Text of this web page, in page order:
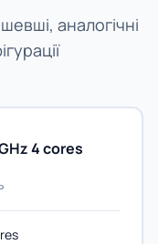
аналогічні
4 cores